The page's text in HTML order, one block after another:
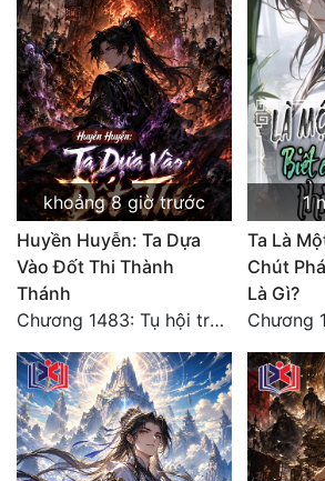
khoảng 8 giờ trước
Huyền Huyễn: Ta Dựa
Vào Đốt Thi Thành
Thánh
Chương 1483: Tụ hội trước đại chiến
1
Ta Là
Chút
Là Gì?